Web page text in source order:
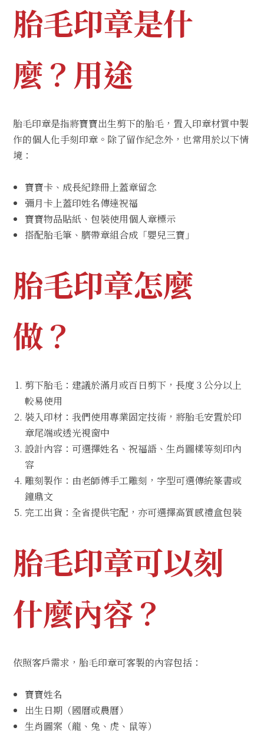
胎毛印章是什
麼？用途
胎毛印章是指將寶寶出生剪下的胎毛，置入印章材質中製
作的個人化手刻印章 。除了留作紀念外，也常用於以下情
境：
寶寶卡、成長紀錄冊上蓋章留念
彌月卡上蓋印姓名傳達祝福
寶寶物品貼紙、包裝使用個人章標示
搭配胎毛筆、臍帶章組合成「嬰兒三寶」
胎毛印章怎麼
做？
剪下胎毛：建議於滿月或百日剪下，長度 3 公分以上
較易使用
裝入印材：我們使用專業固定技術，將胎毛安置於印
章尾端或透光視窗中
設計內容：可選擇姓名、祝福語、生肖圖樣等刻印內
容
雕刻製作：由老師傅手工雕刻，字型可選傳統篆書或
鐘鼎文
完工出貨：全省提供宅配，亦可選擇高質感禮盒包裝
胎毛印章可以刻
什麼內容？
依照客戶需求，胎毛印章可客製的內容包括：
寶寶姓名
出生日期（國曆或農曆）
生肖圖案（龍、兔、虎、鼠等）